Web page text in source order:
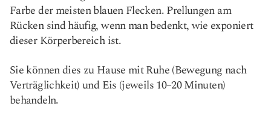
Farbe der meisten blauen Flecken. Prellungen am
Rücken sind häufig, wenn man bedenkt, wie exponiert
dieser Körperbereich ist.
Sie können dies zu Hause mit Ruhe (Bewegung nach
Verträglichkeit) und Eis (jeweils 10–20 Minuten)
behandeln.